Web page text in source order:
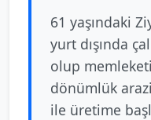
61 yaşındaki
yurt dışında
olup
dönümlük
ile üretime